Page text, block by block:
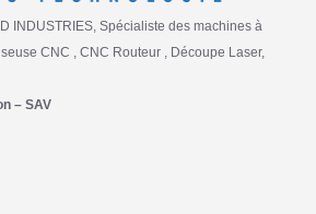
INDUSTRIES, Spécialiste des machines à
CNC , CNC Routeur , Découpe Laser,
– SAV